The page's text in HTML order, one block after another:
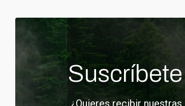
¿Quieres recibir